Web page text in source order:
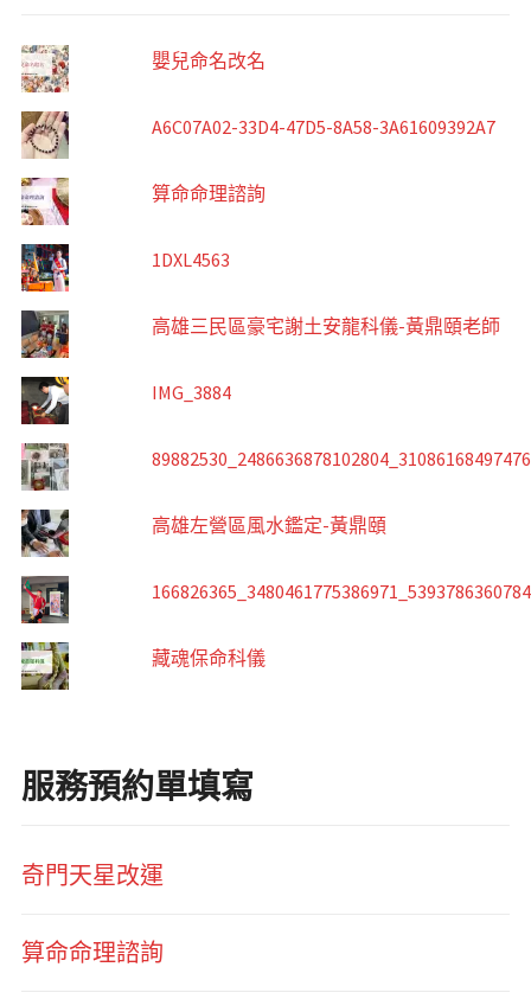
嬰兒命名改名
A6C07A02-33D4-47D5-8A58-3A61609392A7
算命命理諮詢
1DXL4563
高雄三民區豪宅謝土安龍科儀-黃鼎頤老師
IMG_3884
高雄左營區風水鑑定-黃鼎頤
藏魂保命科儀
服務預約單填寫
奇門天星改運
算命命理諮詢